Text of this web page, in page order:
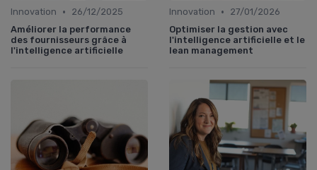
Innovation •
26/12/2025
Améliorer la performance
des fournisseurs grâce à
l'intelligence artificielle
Innovation •
27/01/2026
Optimiser la gestion avec
l'intelligence artificielle et le
lean management